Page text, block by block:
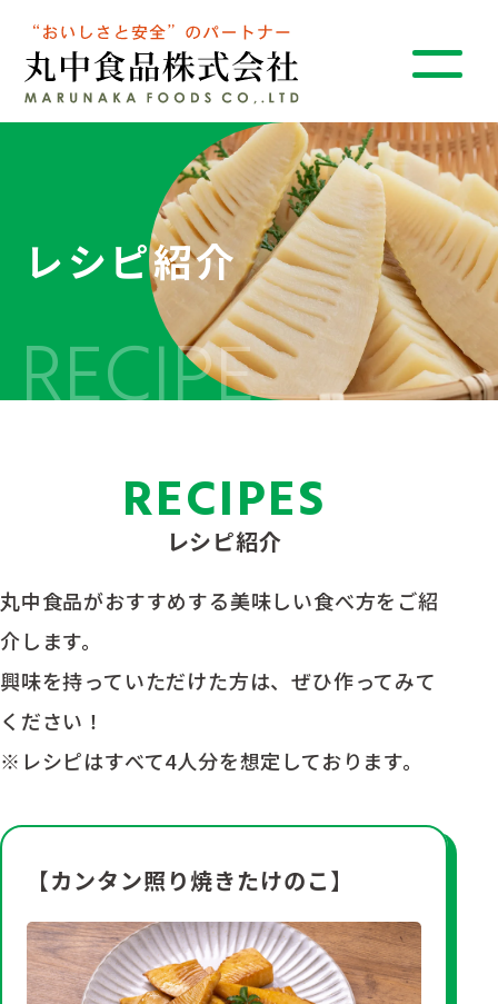
レシピ紹介
RECIPE
RECIPES
レシピ紹介
丸中食品がおすすめする美味しい食べ方をご紹
介します。
興味を持っていただけた方は、ぜひ作ってみて
ください！
※レシピはすべて4人分を想定しております。
【カンタン照り焼きたけのこ】